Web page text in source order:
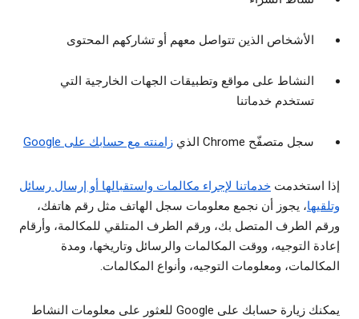
الأشخاص الذين تتواصل معهم أو تشاركهم المحتوى
النشاط على مواقع وتطبيقات الجهات الخارجية التي
تستخدم خدماتنا
سجل متصفّح Chrome الذي زامنته مع حسابك على Google
إذا استخدمت خدماتنا لإجراء مكالمات واستقبالها أو إرسال رسائل
وتلقيها، يجوز أن نجمع معلومات سجل الهاتف مثل رقم هاتفك،
ورقم الطرف المتصل بك، ورقم الطرف المتلقي للمكالمة، وأرقام
إعادة التوجيه، ووقت المكالمات والرسائل وتاريخها، ومدة
المكالمات، ومعلومات التوجيه، وأنواع المكالمات.
يمكنك زيارة حسابك على Google للعثور على معلومات النشاط